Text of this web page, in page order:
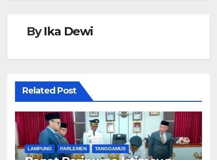
ByIka Dewi
Related Post
LAMPUNG PARLEMEN TANGGAMUS